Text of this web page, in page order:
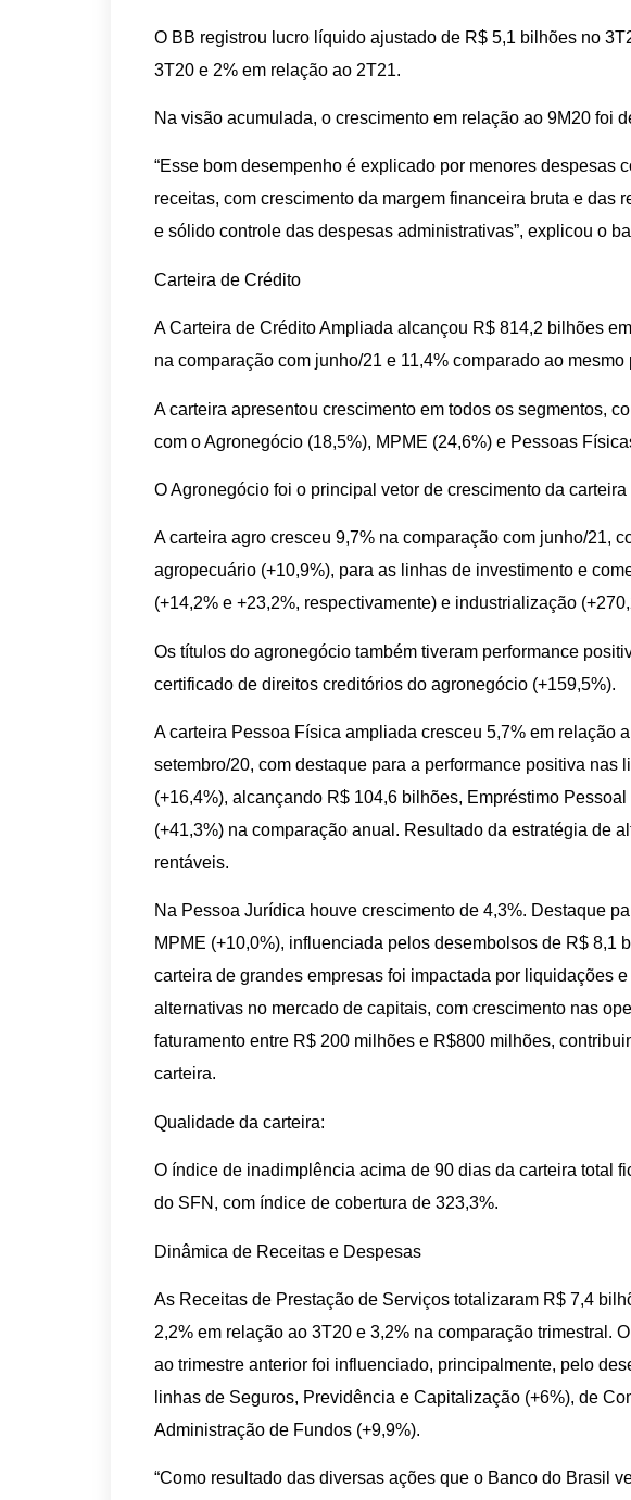
O BB registrou lucro líquido ajustado de R$ 5,1 bilhões no
3T20 e 2% em relação ao 2T21.
Na visão acumulada, o crescimento em relação ao 9M20 foi
“Esse bom desempenho é explicado por menores despesas
receitas, com crescimento da margem financeira bruta e das
e sólido controle das despesas administrativas”, explicou o
Carteira de Crédito
A Carteira de Crédito Ampliada alcançou R$ 814,2 bilhões
na comparação com junho/21 e 11,4% comparado ao mesmo
A carteira apresentou crescimento em todos os segmentos,
com o Agronegócio (18,5%), MPME (24,6%) e Pessoas
O Agronegócio foi o principal vetor de crescimento da carteira
A carteira agro cresceu 9,7% na comparação com junho/21,
agropecuário (+10,9%), para as linhas de investimento e
(+14,2% e +23,2%, respectivamente) e industrialização
Os títulos do agronegócio também tiveram performance
certificado de direitos creditórios do agronegócio (+159,5%).
A carteira Pessoa Física ampliada cresceu 5,7% em relação
setembro/20, com destaque para a performance positiva nas
(+16,4%), alcançando R$ 104,6 bilhões, Empréstimo
(+41,3%) na comparação anual. Resultado da estratégia de
rentáveis.
Na Pessoa Jurídica houve crescimento de 4,3%. Destaque
MPME (+10,0%), influenciada pelos desembolsos de R$ 8,1
carteira de grandes empresas foi impactada por liquidações
alternativas no mercado de capitais, com crescimento nas
faturamento entre R$ 200 milhões e R$800 milhões,
carteira.
Qualidade da carteira:
O índice de inadimplência acima de 90 dias da carteira total
do SFN, com índice de cobertura de 323,3%.
Dinâmica de Receitas e Despesas
As Receitas de Prestação de Serviços totalizaram R$ 7,4
2,2% em relação ao 3T20 e 3,2% na comparação trimestral.
ao trimestre anterior foi influenciado, principalmente, pelo
linhas de Seguros, Previdência e Capitalização (+6%), de
Administração de Fundos (+9,9%).
“Como resultado das diversas ações que o Banco do Brasil